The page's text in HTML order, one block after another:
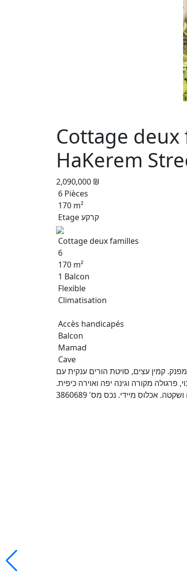
Cottage deux
HaKerem
2,090,000 ₪
6 Pièces
170 m²
Etage קרקע
Cottage deux familles
6
170 m²
1 Balcon
Flexible
Climatisation
Accès handicapés
Balcon
Mamad
Cave
קמין עצים, סויטת הורים ענקית עם
מקורה וגינה יפה ואוירה כיפית.
אכלוס מיידי. נכס מס' 3860689